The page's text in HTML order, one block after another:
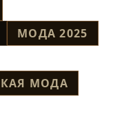
МОДА 2025
МОДА